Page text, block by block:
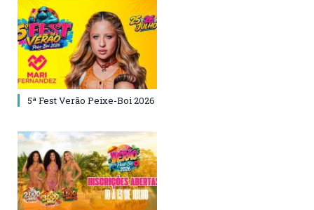
5ª Fest Verão Peixe-Boi 2026